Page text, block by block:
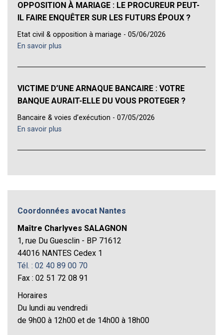
OPPOSITION À MARIAGE : LE PROCUREUR PEUT-
IL FAIRE ENQUÊTER SUR LES FUTURS ÉPOUX ?
Etat civil & opposition à mariage - 05/06/2026
En savoir plus
VICTIME D’UNE ARNAQUE BANCAIRE : VOTRE
BANQUE AURAIT-ELLE DU VOUS PROTEGER ?
Bancaire & voies d’exécution - 07/05/2026
En savoir plus
Coordonnées avocat Nantes
Maître Charlyves SALAGNON
1, rue Du Guesclin - BP 71612
44016 NANTES Cedex 1
Tél. : 02 40 89 00 70
Fax : 02 51 72 08 91
Horaires
Du lundi au vendredi
de 9h00 à 12h00 et de 14h00 à 18h00